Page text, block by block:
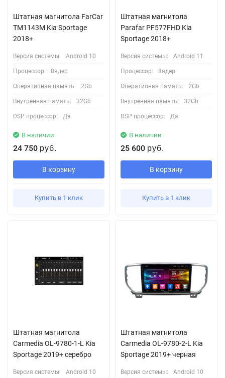
Штатная магнитола FarCar
TM1143M Kia Sportage
2018+
Версия системы: Android 10
Процессор: 8ядер
Оперативная память: 2Gb
Внутренняя память: 32Gb
DSP процессор: Да
В наличии
24 750 руб.
В корзину
Купить в 1 клик
Штатная магнитола
Parafar PF577FHD Kia
Sportage 2018+
Версия системы: Android 11
Процессор: 8ядер
Оперативная память: 2Gb
Внутренняя память: 32Gb
DSP процессор: Да
В наличии
25 600 руб.
В корзину
Купить в 1 клик
Штатная магнитола
Carmedia OL-9780-1-L Kia
Sportage 2019+ серебро
Версия системы: Android 10
Штатная магнитола
Carmedia OL-9780-2-L Kia
Sportage 2019+ черная
Версия системы: Android 10